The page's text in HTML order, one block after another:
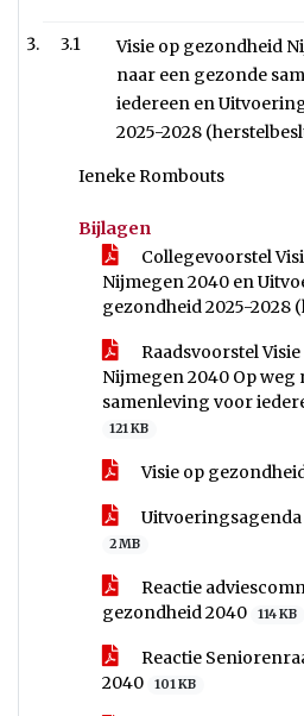
3.1
Visie op gezondheid
naar een gezonde
iedereen en
2025-2028
Ieneke Rombouts
Bijlagen
Collegevoorstel
Nijmegen 2040 en
gezondheid 2025-2028
Raadsvoorstel
Nijmegen 2040 Op weg
samenleving voor
121 KB
Visie op
2 MB
Reactie
gezondheid 2040
114 KB
Reactie
2040
101 KB